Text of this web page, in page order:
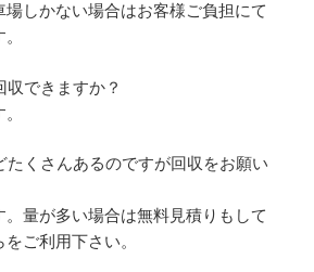
しかない場合はお客様ご負担にて
収できますか？
たくさんあるのですが回収をお願い
。量が多い場合は無料見積りもして
ご利用下さい。